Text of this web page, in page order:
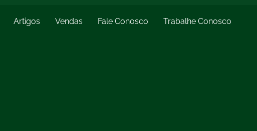
Artigos Vendas Fale Conosco Trabalhe Conosco